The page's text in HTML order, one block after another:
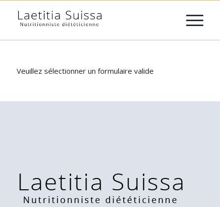
Veuillez sélectionner un formulaire valide